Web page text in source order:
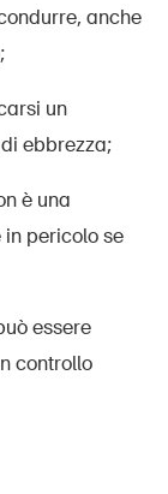
anche
un
ebbrezza;
è una
pericolo se
essere
controllo